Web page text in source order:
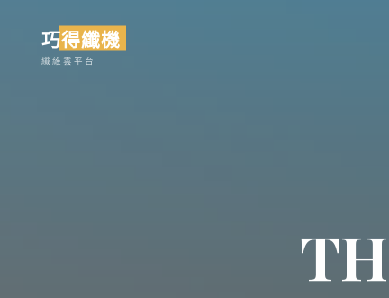
content
巧得纖機
纖維雲平台
TH